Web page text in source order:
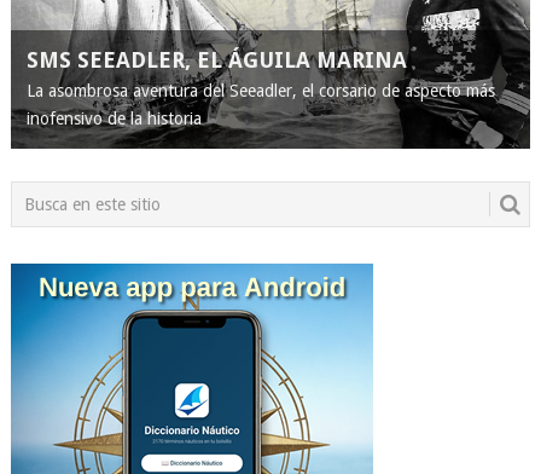
SMS SEEADLER, EL ÁGUILA MARINA
La asombrosa aventura del Seeadler, el corsario de aspecto más
inofensivo de la historia